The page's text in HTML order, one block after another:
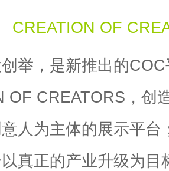
CREATION OF
举，是新推出的
OF CREATORS，创
人为主体的展示平台
真正的产业升级为目